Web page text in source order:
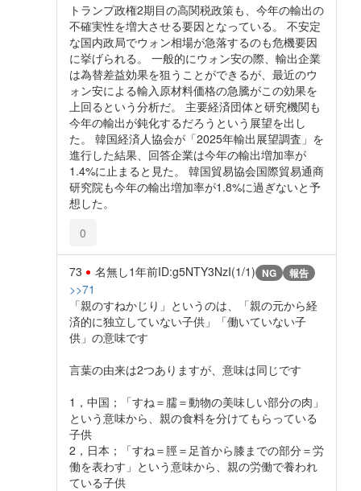
トランプ政権2期目の高関税政策も、今年の輸出の
不確実性を増大させる要因となっている。 不安定
な国内政局でウォン相場が急落するのも危機要因
に挙げられる。 一般的にウォン安の際、輸出企業
は為替差益効果を狙うことができるが、最近のウ
ォン安による輸入原材料価格の急騰がこの効果を
上回るという分析だ。 主要経済団体と研究機関も
今年の輸出が鈍化するだろうという展望を出し
た。 韓国経済人協会が「2025年輸出展望調査」を
進行した結果、回答企業は今年の輸出増加率が
1.4%に止まると見た。 韓国貿易協会国際貿易通商
研究院も今年の輸出増加率が1.8%に過ぎないと予
想した。
0
73 名無し1年前ID:g5NTY3NzI(1/1) NG 報告
>>71
「親のすねかじり」というのは、「親の元から経
済的に独立していない子供」「働いていない子
供」の意味です
言葉の由来は2つありますが、意味は同じです
1，中国；「すね＝臑＝動物の美味しい部分の肉」
という意味から、親の食料を分けてもらっている
子供
2，日本；「すね＝脛＝足首から膝までの部分＝労
働を表わす」という意味から、親の労働で養われ
ている子供